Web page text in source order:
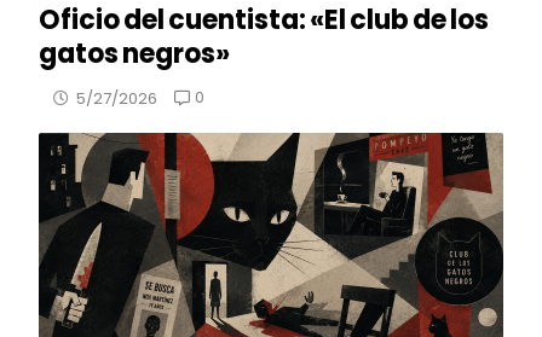
Oficio del cuentista: «El club de los
gatos negros»
5/27/2026 0